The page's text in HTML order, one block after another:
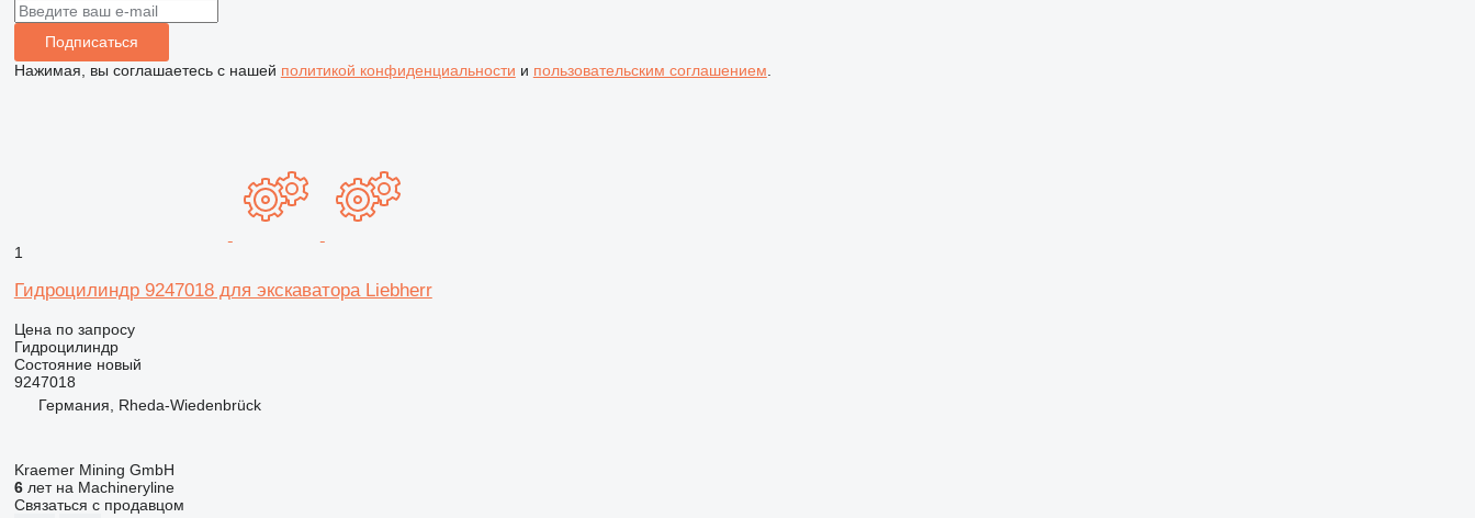
Подписаться
Нажимая, вы соглашаетесь с нашей политикой конфиденциальности и пользовательским соглашением
1
Гидроцилиндр 9247018 для экскаватора Liebherr
Цена по запросу
Гидроцилиндр
Состояниеновый
9247018
Германия, Rheda-Wiedenbrück
Kraemer Mining GmbH
6лет на Machineryline
Связаться с продавцом